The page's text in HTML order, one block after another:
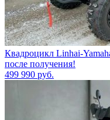
Квадроцикл Linhai-
после получения!
499 990 руб.